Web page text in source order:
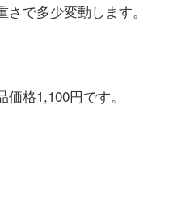
で多少変動します。
格1,100円です。